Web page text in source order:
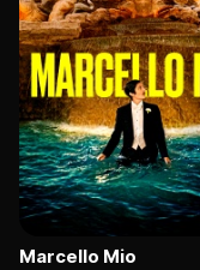
Marcello Mio